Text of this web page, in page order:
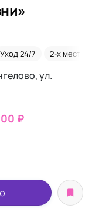
Уход 24/7 2-х
ул.
₽